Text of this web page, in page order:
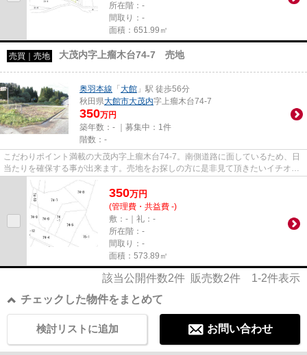
所在階：-
間取り：-
面積：651.99㎡
売買｜売地 大茂内字上瘤木台74-7 売地
奥羽本線 「 大館 」駅 徒歩56分
秋田県大館市大茂内字上瘤木台74-7
350万円
築年数：- ｜募集中： 1件
階数：-
こだわりポイント満載の大茂内字上瘤木台74-7。南側道路に面しているため、日
当たりを確保する事が出来ます。売地をお探しの方に是非見て頂きたいイチオシ
の土地です。マイホームをお...
350万円
(管理費・共益費 -)
敷：-｜礼：-
所在階：-
間取り：-
面積：573.89㎡
該当公開件数2件 販売数2件 1-2件表示
チェックした物件をまとめて
お問い合わせ
検討リストに追加